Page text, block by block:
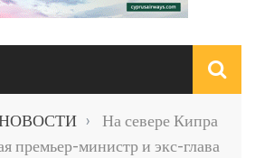
›
На севере Кипра
премьер-министр и экс-глава